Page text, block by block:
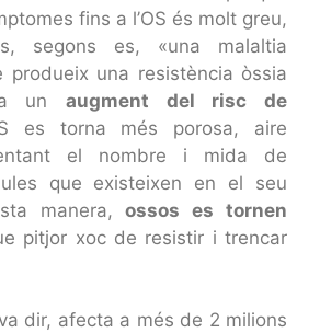
fins a l’OS és molt greu,
segons es, «una malaltia
produeix una resistència òssia
a un augment del risc de
es torna més porosa, aire
el nombre i mida de
que existeixen en el seu
manera,ossos es tornen
pitjor xoc de resistir i trencar
dir, afecta a més de 2 milions